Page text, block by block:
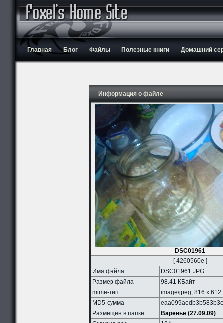
Главная Блог Файлы Полезные книги Домашний
Информация о файле
DSC01961
[ 4260560e ]
Имя файла
DSC01961.JPG
Размер файла
98.41 КБайт
mime-тип
image/jpeg, 816 x 612
MD5-сумма
Размещен в папке
Варенье (27.09.09)